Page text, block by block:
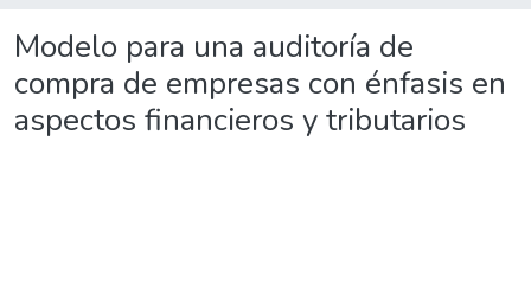
Modelo para una auditoría de
compra de empresas con énfasis en
aspectos financieros y tributarios